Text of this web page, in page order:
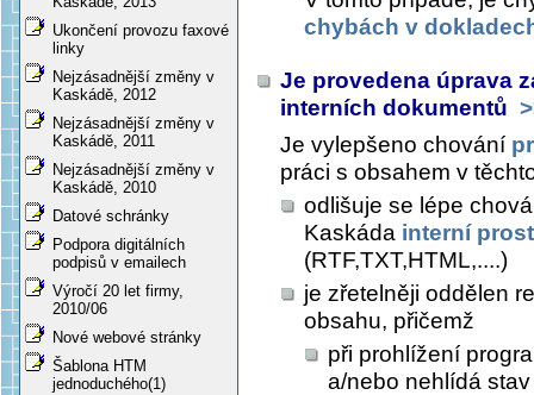
Ukončení provozu faxové
linky
Nejzásadnější změny v
Kaskádě, 2012
Nejzásadnější změny v
Kaskádě, 2011
Nejzásadnější změny v
Kaskádě, 2010
Datové schránky
Podpora digitálních
podpisů v emailech
Výročí 20 let firmy,
2010/06
Nové webové stránky
Šablona HTM
jednoduchého(1)
chybách v
Je provedena úprava
interních dokumentů
Je vylepšeno chování
práci s obsahem v
odlišuje se lépe
Kaskáda interní
(RTF,TXT,HTML,....)
je zřetelněji oddělen
obsahu, přičemž
při prohlížení
a/nebo nehlídá